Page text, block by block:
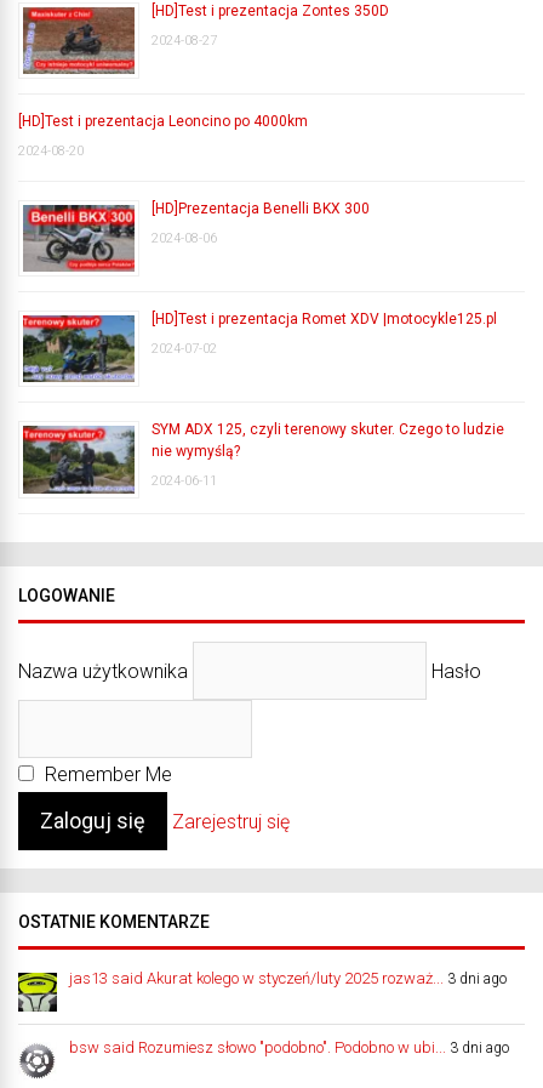
[HD]Test i prezentacja Zontes 350D
2024-08-27
[HD]Test i prezentacja Leoncino po 4000km
2024-08-20
[HD]Prezentacja Benelli BKX 300
2024-08-06
[HD]Test i prezentacja Romet XDV |motocykle125.pl
2024-07-02
SYM ADX 125, czyli terenowy skuter. Czego to ludzie
nie wymyślą?
2024-06-11
LOGOWANIE
Nazwa użytkownika Hasło
Remember Me
Zarejestruj się
OSTATNIE KOMENTARZE
jas13 said Akurat kolego w styczeń/luty 2025 rozważ... 3 dni ago
bsw said Rozumiesz słowo "podobno". Podobno w ubi... 3 dni ago